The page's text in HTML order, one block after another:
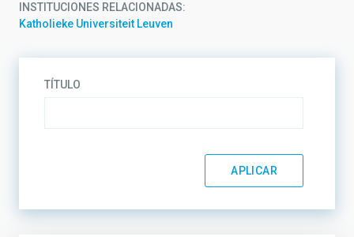
INSTITUCIONES RELACIONADAS
Katholieke Universiteit Leuven
TÍTULO